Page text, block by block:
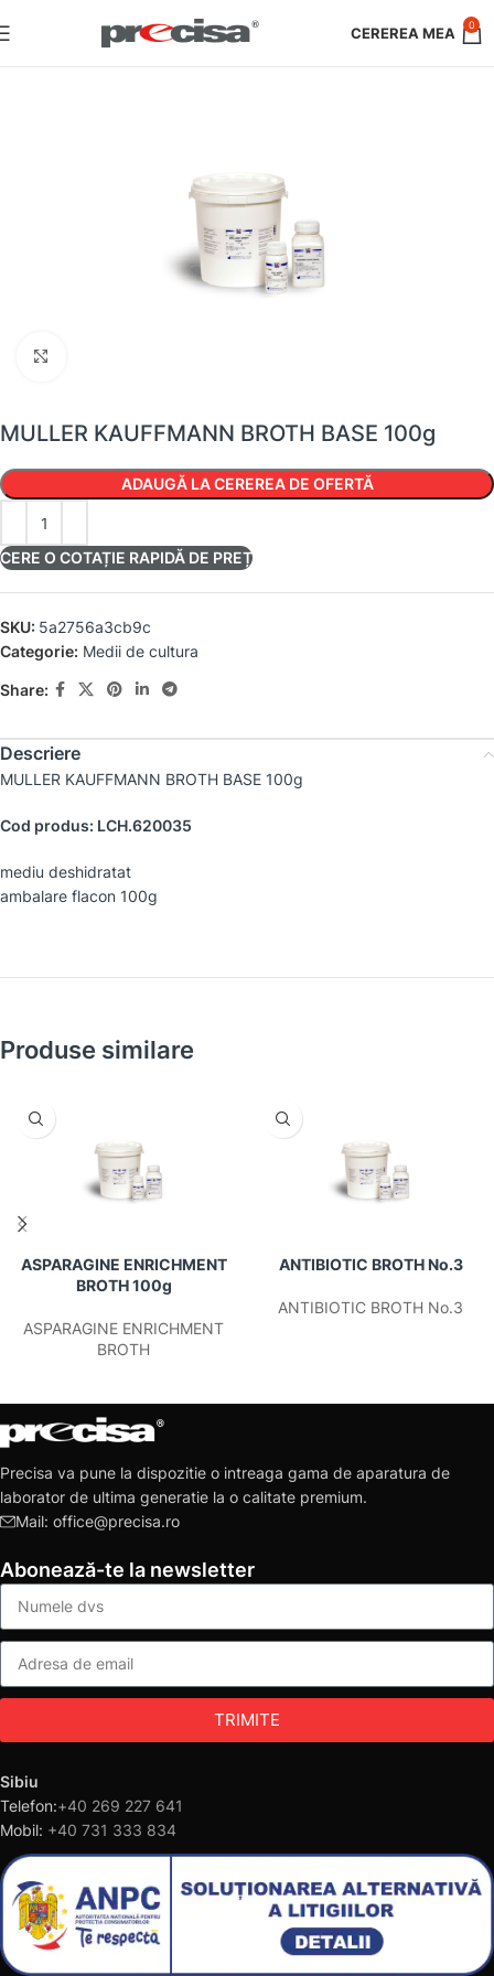
0
MULLER KAUFFMANN BROTH BASE 100g
ADAUGĂ LA CEREREA DE OFERTĂ
CERE O COTAȚIE RAPIDĂ DE PREȚ
SKU: 5a2756a3cb9c
Categorie: Medii de cultura
Share:
Descriere
MULLER KAUFFMANN BROTH BASE 100g
Cod produs: LCH.620035
mediu deshidratat
ambalare flacon 100g
Produse similare
ASPARAGINE ENRICHMENT
BROTH 100g
ASPARAGINE ENRICHMENT
BROTH
ANTIBIOTIC BROTH No.3
ANTIBIOTIC BROTH No.3
Precisa va pune la dispozitie o intreaga gama de aparatura de
laborator de ultima generatie la o calitate premium.
Mail: office@precisa.ro
Abonează-te la newsletter
TRIMITE
Sibiu
Telefon:+40 269 227 641
Mobil: +40 731 333 834